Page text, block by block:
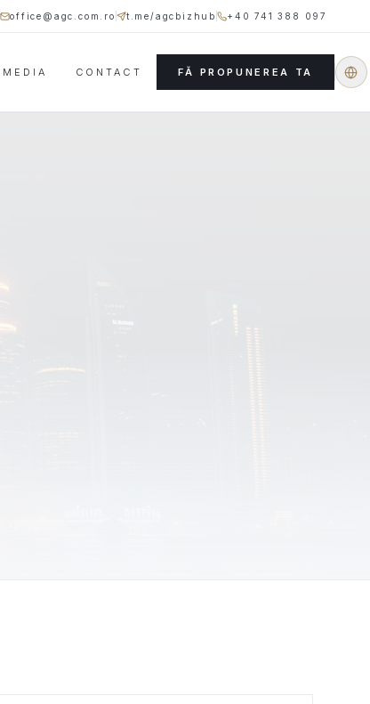
office@agc.com.ro t.me/agcbizhub +40 741 388 097
MEDIA CONTACT
FĂ PROPUNEREA TA